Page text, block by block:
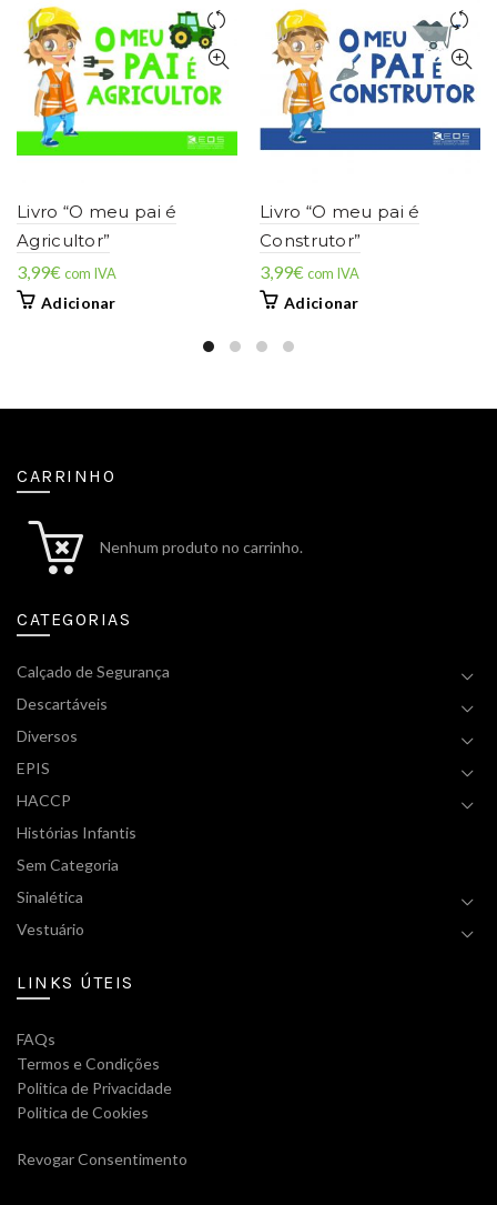
Livro “O meu pai é
Agricultor”
3,99€com IVA
Adicionar
Livro “O meu pai é
Construtor”
3,99€com IVA
Adicionar
CARRINHO
Nenhum produto no carrinho.
CATEGORIAS
Calçado de Segurança
Descartáveis
Diversos
EPIS
HACCP
Histórias Infantis
Sem Categoria
Sinalética
Vestuário
LINKS ÚTEIS
FAQs
Termos e Condições
Politica de Privacidade
Politica de Cookies
Revogar Consentimento